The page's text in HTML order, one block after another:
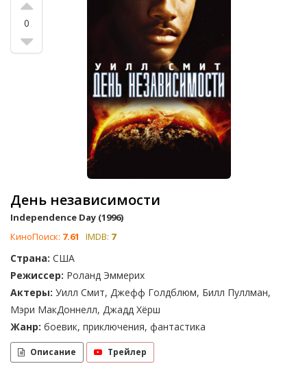
0
День независимости
Independence Day (1996)
КиноПоиск: 7.61 IMDB: 7
Страна: США
Режиссер: Роланд Эммерих
Актеры: Уилл Смит, Джефф Голдблюм, Билл Пуллман,
Мэри МакДоннелл, Джадд Хёрш
Жанр: боевик, приключения, фантастика
Описание Трейлер